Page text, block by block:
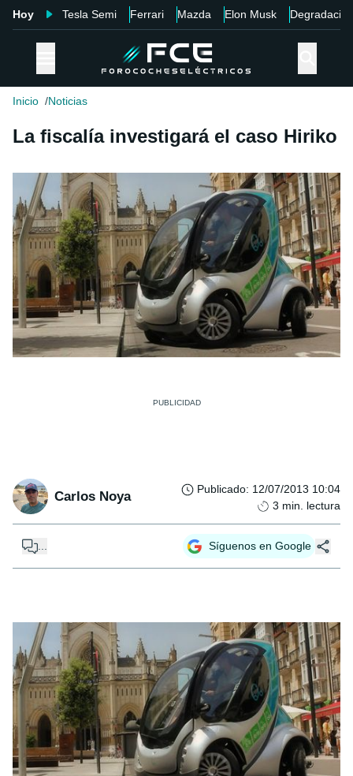
Hoy Tesla Semi Ferrari Mazda Elon Musk Degradación
Inicio Noticias
La fiscalía investigará el caso Hiriko
Carlos Noya Publicado: 12/07/2013 10:04
3 min. lectura
... Síguenos en Google